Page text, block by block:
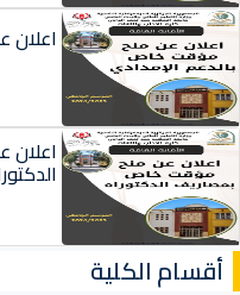
أقسام الكلية